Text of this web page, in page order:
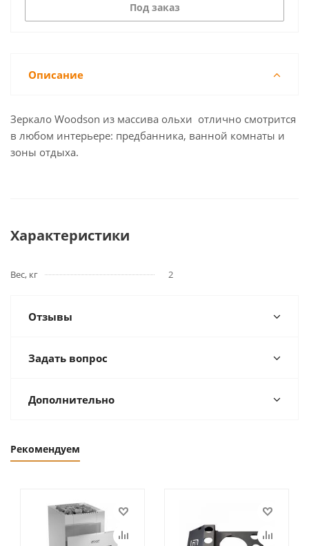
Под заказ
Описание
Зеркало Woodson из массива ольхи отлично смотрится
в любом интерьере: предбанника, ванной комнаты и
зоны отдыха.
Характеристики
Вес, кг 2
Отзывы
Задать вопрос
Дополнительно
Рекомендуем